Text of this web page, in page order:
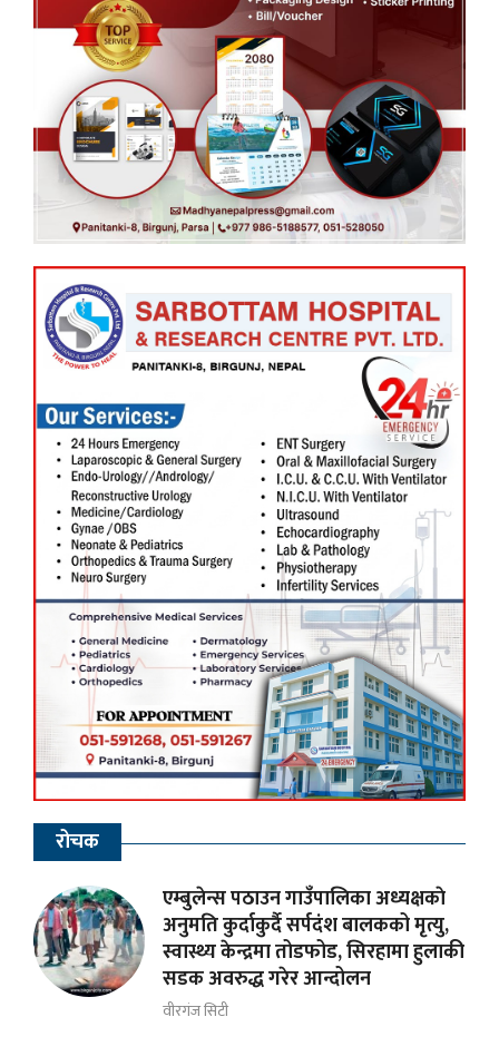
रोचक
एम्बुलेन्स पठाउन गाउँपालिका अध्यक्षकाे
अनुमति कुर्दाकुर्दै सर्पदंश बालकको मृत्यु,
स्वास्थ्य केन्द्रमा तोडफोड, सिरहामा हुलाकी
सडक अवरुद्ध गरेर आन्दोलन
वीरगंज सिटी